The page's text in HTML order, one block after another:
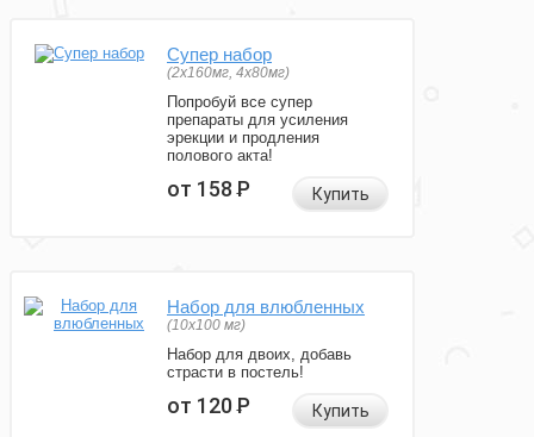
Супер набор
(2х160мг, 4х80мг)
Попробуй все супер
препараты для усиления
эрекции и продления
полового акта!
от 158Р Купить
Набор для влюбленных
(10х100 мг)
Набор для двоих, добавь
страсти в постель!
от 120Р Купить